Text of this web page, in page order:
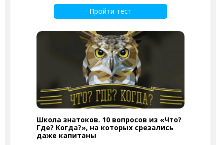
Пройти тест
Школа знатоков. 10 вопросов из «Что?
Где? Когда?», на которых срезались
даже капитаны